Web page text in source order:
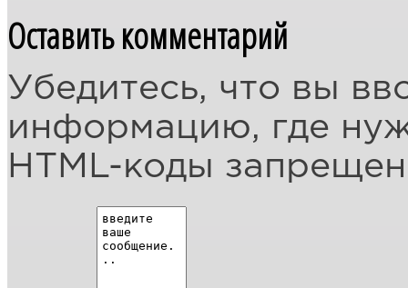
Оставить комментарий
Убедитесь, что вы
информацию, где
HTML-коды